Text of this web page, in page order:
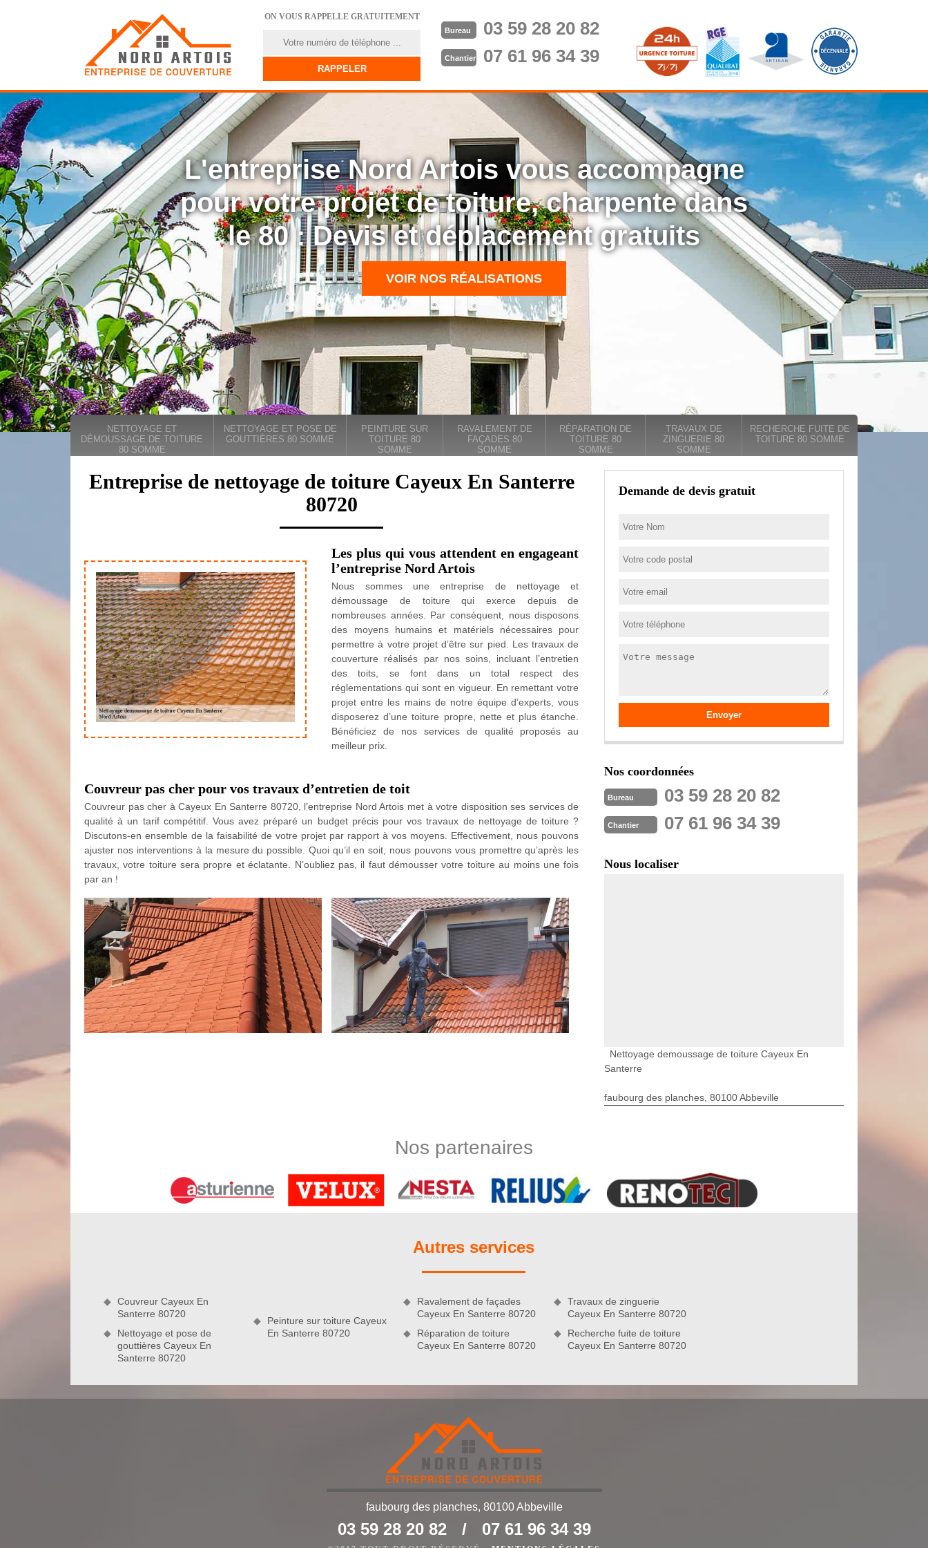
ON VOUS RAPPELLE GRATUITEMENT
Bureau 03 59 28 20 82
Chantier 07 61 96 34 39
L'entreprise Nord Artois vous accompagne
pour votre projet de toiture, charpente dans
le 80 : Devis et déplacement gratuits
VOIR NOS RÉALISATIONS
NETTOYAGE ET
DÉMOUSSAGE DE TOITURE
80 SOMME
NETTOYAGE ET POSE DE
GOUTTIÈRES 80 SOMME
PEINTURE SUR
TOITURE 80
SOMME
RAVALEMENT DE
FAÇADES 80
SOMME
RÉPARATION DE
TOITURE 80
SOMME
TRAVAUX DE
ZINGUERIE 80
SOMME
RECHERCHE FUITE DE
TOITURE 80 SOMME
Entreprise de nettoyage de toiture Cayeux En Santerre
80720
Les plus qui vous attendent en engageant
l’entreprise Nord Artois
Nous sommes une entreprise de nettoyage et
démoussage de toiture qui exerce depuis de
nombreuses années. Par conséquent, nous disposons
des moyens humains et matériels nécessaires pour
permettre à votre projet d’être sur pied. Les travaux de
couverture réalisés par nos soins, incluant l’entretien
des toits, se font dans un total respect des
réglementations qui sont en vigueur. En remettant votre
projet entre les mains de notre équipe d’experts, vous
disposerez d’une toiture propre, nette et plus étanche.
Bénéficiez de nos services de qualité proposés au
meilleur prix.
Couvreur pas cher pour vos travaux d’entretien de toit
Couvreur pas cher à Cayeux En Santerre 80720, l’entreprise Nord Artois met à votre disposition ses services de
qualité à un tarif compétitif. Vous avez préparé un budget précis pour vos travaux de nettoyage de toiture ?
Discutons-en ensemble de la faisabilité de votre projet par rapport à vos moyens. Effectivement, nous pouvons
ajuster nos interventions à la mesure du possible. Quoi qu’il en soit, nous pouvons vous promettre qu’après les
travaux, votre toiture sera propre et éclatante. N’oubliez pas, il faut démousser votre toiture au moins une fois
par an !
traitements indispensables pour la longévité de la toiture, à savoir le traitement anti-mousse et le traitement
tandis que le traitement hydrofuge toiture permet de consolider l’étanchéité du toit. Après nos interventions,
retrouvez une toiture nette, étincelante et plus étanche.
de procéder étape par étape. Premièrement, nos experts ôteront les plus gros morceaux de mousse avec une
toiture sur toute la surface de votre revêtement.
Demande de devis gratuit
Nos coordonnées
Bureau 03 59 28 20 82
Chantier 07 61 96 34 39
Nous localiser
Nettoyage demoussage de toiture Cayeux En
Santerre
faubourg des planches, 80100 Abbeville
Nos partenaires
Autres services
Couvreur Cayeux En
Santerre 80720
Nettoyage et pose de
gouttières Cayeux En
Peinture sur toiture Cayeux
En Santerre 80720
Ravalement de façades
Cayeux En Santerre 80720
Réparation de toiture
Cayeux En Santerre 80720
Travaux de zinguerie
Cayeux En Santerre 80720
Recherche fuite de toiture
Cayeux En Santerre 80720
faubourg des planches, 80100 Abbeville
03 59 28 20 82 / 07 61 96 34 39